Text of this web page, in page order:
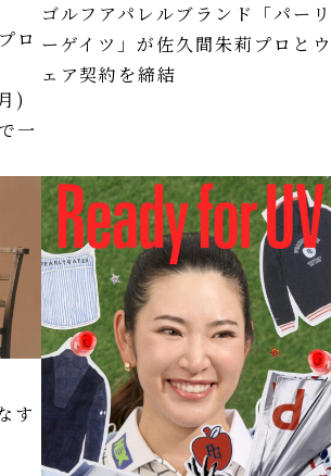
ロ
)
一
ゴルフアパレルブランド「パーリ
ーゲイツ」が佐久間朱莉プロとウ
ェア契約を締結
す